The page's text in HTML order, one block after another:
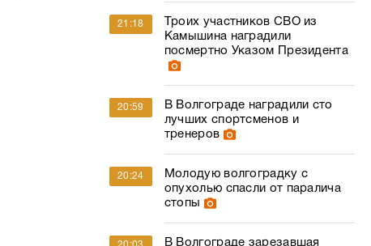
21:18
Троих участников СВО из
Камышина наградили
посмертно Указом Президента
20:59
В Волгограде наградили сто
лучших спортсменов и
тренеров
20:24
Молодую волгоградку с
опухолью спасли от паралича
стопы
В Волгограде зарезавшая